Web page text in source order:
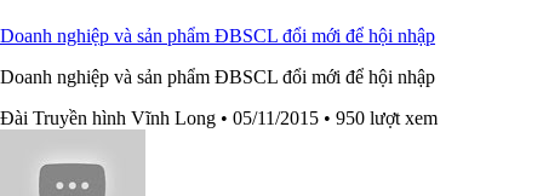
Doanh nghiệp và sản phẩm ĐBSCL đổi mới để hội nhập
Doanh nghiệp và sản phẩm ĐBSCL đổi mới để hội nhập
Đài Truyền hình Vĩnh Long • 05/11/2015 • 950 lượt xem